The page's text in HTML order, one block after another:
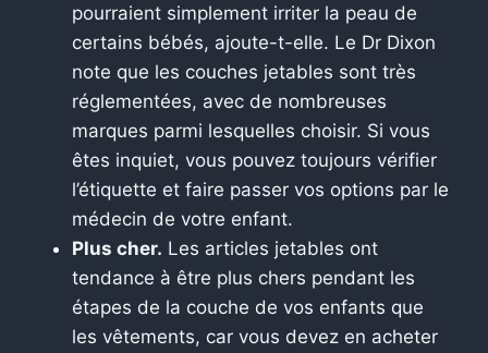
pourraient simplement irriter la peau de
certains bébés, ajoute-t-elle. Le Dr Dixon
note que les couches jetables sont très
réglementées, avec de nombreuses
marques parmi lesquelles choisir. Si vous
êtes inquiet, vous pouvez toujours vérifier
l’étiquette et faire passer vos options par le
médecin de votre enfant.
Plus cher. Les articles jetables ont
tendance à être plus chers pendant les
étapes de la couche de vos enfants que
les vêtements, car vous devez en acheter